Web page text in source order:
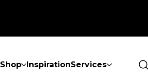
Shop InspirationServices